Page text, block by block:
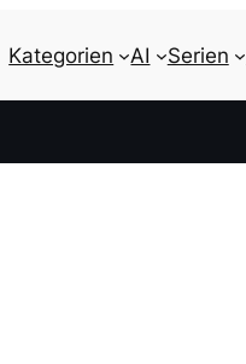
Kategorien AI Serien